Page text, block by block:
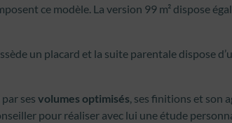
ce modèle. La version 99 m² dispose
un placard et la suite parentale dispose
ses volumes optimisés, ses finitions et son
pour réaliser avec lui une étude